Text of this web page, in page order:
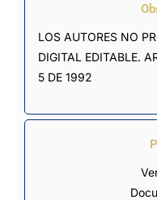
LOS AUTORES NO
DIGITAL EDITABLE.
5 DE 1992